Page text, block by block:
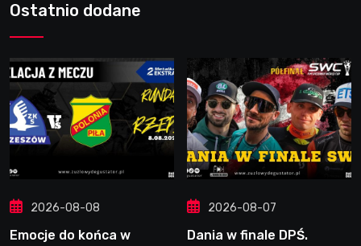
Ostatnio dodane
2026-08-08
Emocje do końca w
2026-08-07
Dania w finale DPŚ.